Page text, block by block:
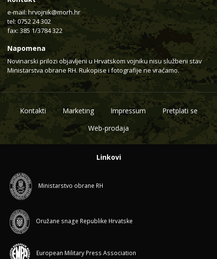
e-mail: hrvojnik@morh.hr
tel: 0752 24 302
fax: 385 1/3784 322
Napomena
Novinarski prilozi objavljeni u Hrvatskom vojniku nisu službeni stav
Ministarstva obrane RH. Rukopise i fotografije ne vraćamo.
Kontakti Marketing Impressum
Pretplati se
Web-prodaja
Linkovi
Ministarstvo obrane RH
Oružane snage Republike Hrvatske
European Military Press Association